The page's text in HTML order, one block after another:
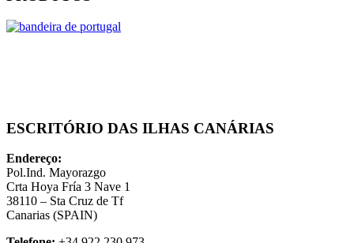
ESCRITÓRIO DAS ILHAS CANÁRIAS
Endereço:
Pol.Ind. Mayorazgo
Crta Hoya Fría 3 Nave 1
38110 – Sta Cruz de Tf
Canarias (SPAIN)